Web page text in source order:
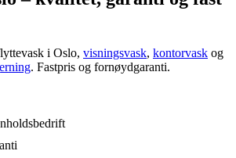
i Oslo, visningsvask, kontorvask og
. Fastpris og fornøydgaranti.